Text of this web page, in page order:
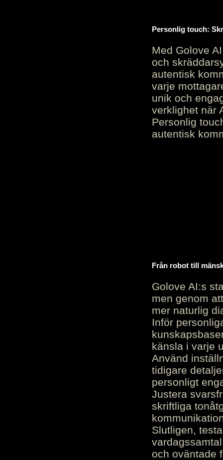
Personlig touch:
Med Golove
och
autentisk
varje
unik och
verklighet när
Personlig
autentisk
Från robot till
Golove AI:s
men genom
mer naturlig
Inför
känsla i varje
Använd
tidigare
personligt
Justera
skriftliga
Slutligen,
och oväntade